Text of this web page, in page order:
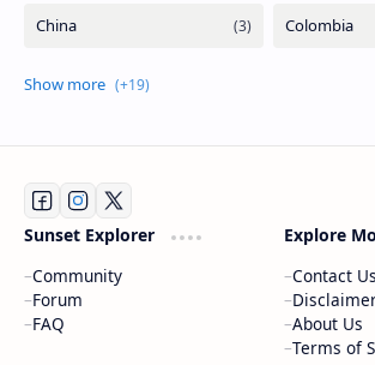
Sunset Explorer
Community
Forum
FAQ
Explore
Contact Us
About Us
Terms of